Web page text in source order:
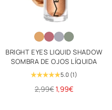
BRIGHT EYES LIQUID SHADOW
SOMBRA DE OJOS LÍQUIDA
5.0 (1)
Precio
2,99€1,99€